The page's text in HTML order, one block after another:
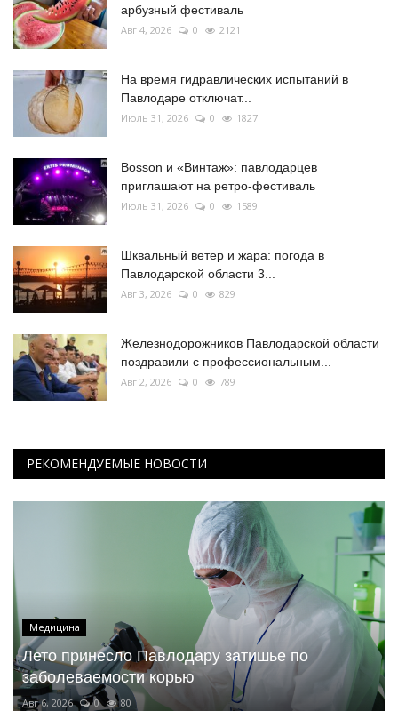
арбузный фестиваль
Авг 4, 2026 0 2121
На время гидравлических испытаний в
Павлодаре отключат...
Июль 31, 2026 0 1827
Bosson и «Винтаж»: павлодарцев
приглашают на ретро-фестиваль
Июль 31, 2026 0 1589
Шквальный ветер и жара: погода в
Павлодарской области 3...
Авг 3, 2026 0 829
Железнодорожников Павлодарской области
поздравили с профессиональным...
Авг 2, 2026 0 789
РЕКОМЕНДУЕМЫЕ НОВОСТИ
Медицина
Лето принесло Павлодару затишье по
заболеваемости корью
Авг 6, 2026 0 80